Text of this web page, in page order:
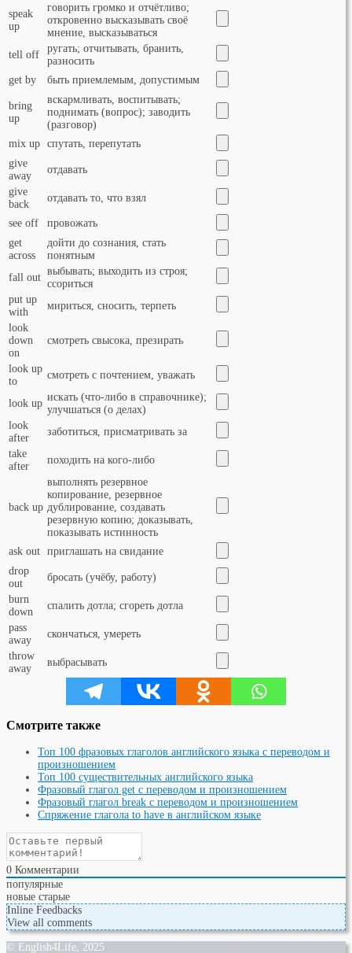
speak
up
говорить громко и отчётливо;
откровенно высказывать своё
мнение, высказываться
tell off
ругать; отчитывать, бранить,
разносить
get by
быть приемлемым, допустимым
bring
up
вскармливать, воспитывать;
поднимать (вопрос); заводить
(разговор)
mix up спутать, перепутать
give
away
отдавать
give
back
отдавать то, что взял
see off
провожать
get
across
дойти до сознания, стать
понятным
fall out
выбывать; выходить из строя;
ссориться
put up
with
мириться, сносить, терпеть
look
down
on
смотреть свысока, презирать
look up
to
смотреть с почтением, уважать
look up
искать (что-либо в справочнике);
улучшаться (о делах)
look
after
заботиться, присматривать за
take
after
походить на кого-либо
back up
выполнять резервное
копирование, резервное
дублирование, создавать
резервную копию; доказывать,
показывать истинность
ask out приглашать на свидание
drop
out
бросать (учёбу, работу)
burn
down
спалить дотла; сгореть дотла
pass
away
скончаться, умереть
throw
away
выбрасывать
Смотрите также
Топ 100 фразовых глаголов английского языка с переводом и
произношением
Топ 100 существительных английского языка
Фразовый глагол get с переводом и произношением
Фразовый глагол break с переводом и произношением
Спряжение глагола to have в английском языке
0 Комментарии
популярные
новые старые
Inline Feedbacks
View all comments
© English4Life, 2025